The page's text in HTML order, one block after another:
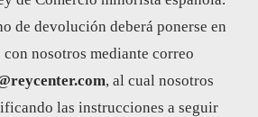
de devolución deberá ponerse en
nosotros mediante correo
, al cual nosotros
las instrucciones a seguir